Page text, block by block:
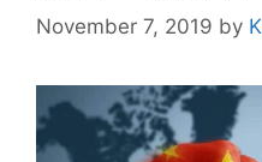
November 7, 2019 by